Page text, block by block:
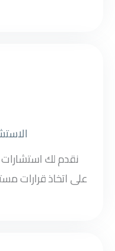
نقدم لك
على اتخاذ قرارات